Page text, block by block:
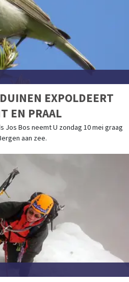
EXPOLDEERT
EN PRAAL
Jos Bos neemt U zondag 10 mei graag
aan zee.